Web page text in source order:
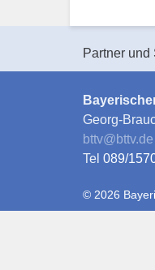
Partner und
Georg-
bttv@bttv.de
Tel 089/
© 2026